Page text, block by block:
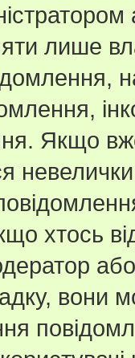
лише
Якщо
хтось
вони